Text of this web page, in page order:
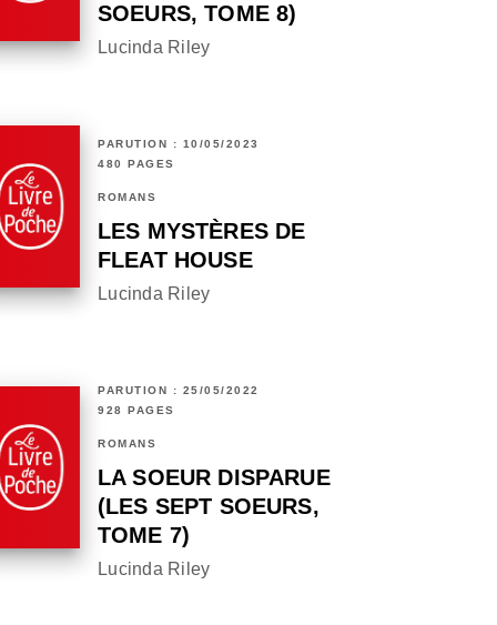
SOEURS, TOME 8)
Lucinda Riley
PARUTION : 10/05/2023
480 PAGES
ROMANS
LES MYSTÈRES DE
FLEAT HOUSE
Lucinda Riley
PARUTION : 25/05/2022
928 PAGES
ROMANS
LA SOEUR DISPARUE
(LES SEPT SOEURS,
TOME 7)
Lucinda Riley